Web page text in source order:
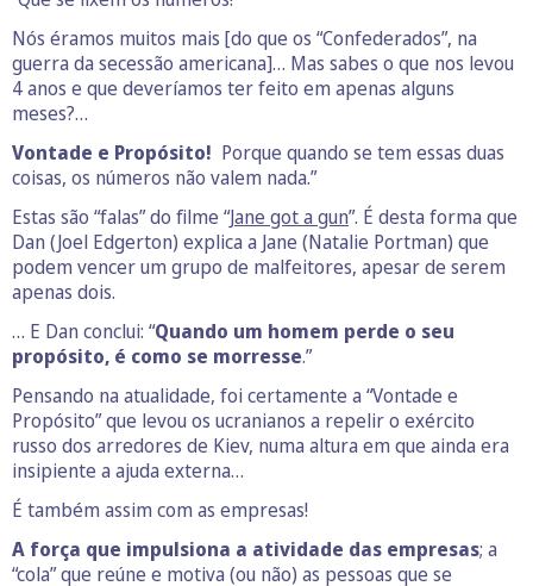
Nós éramos muitos mais [do que os “Confederados”, na
guerra da secessão americana]… Mas sabes o que nos levou
4 anos e que deveríamos ter feito em apenas alguns
meses?…
Vontade e Propósito! Porque quando se tem essas duas
coisas, os números não valem nada.”
Estas são “falas” do filme “Jane got a gun”. É desta forma que
Dan (Joel Edgerton) explica a Jane (Natalie Portman) que
podem vencer um grupo de malfeitores, apesar de serem
apenas dois.
… E Dan conclui: “Quando um homem perde o seu
propósito, é como se morresse.”
Pensando na atualidade, foi certamente a “Vontade e
Propósito” que levou os ucranianos a repelir o exército
russo dos arredores de Kiev, numa altura em que ainda era
insipiente a ajuda externa…
É também assim com as empresas!
A força que impulsiona a atividade das empresas; a
“cola” que reúne e motiva (ou não) as pessoas que se